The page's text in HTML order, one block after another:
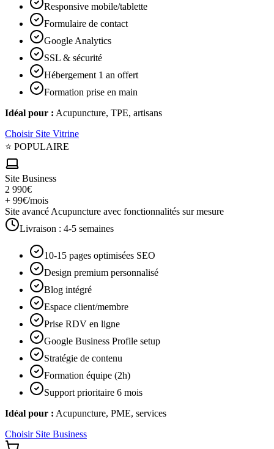
Responsive mobile/tablette
Formulaire de contact
Google Analytics
SSL & sécurité
Hébergement 1 an offert
Formation prise en main
Idéal pour : Acupuncture, TPE, artisans
Choisir Site Vitrine
⭐ POPULAIRE
Site Business
2 990€
+ 99€/mois
Site avancé Acupuncture avec fonctionnalités sur mesure
Livraison : 4-5 semaines
10-15 pages optimisées SEO
Design premium personnalisé
Blog intégré
Espace client/membre
Prise RDV en ligne
Google Business Profile setup
Stratégie de contenu
Formation équipe (2h)
Support prioritaire 6 mois
Idéal pour : Acupuncture, PME, services
Choisir Site Business